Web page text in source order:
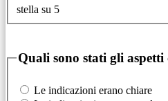
stella su 5
Quali sono stati gli
Le indicazioni erano chiare